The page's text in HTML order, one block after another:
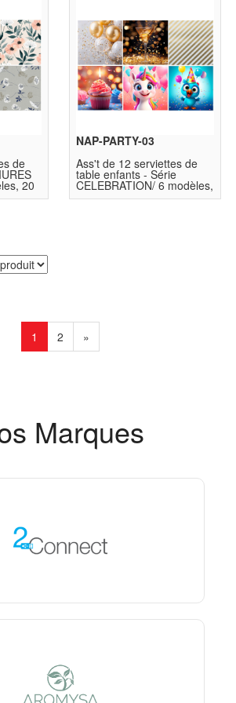
de
20
NAP-PARTY-03
Ass't de 12 serviettes de
table enfants - Série
CELEBRATION/ 6 modèles,
20 unités ch.
1 2 »
Marques